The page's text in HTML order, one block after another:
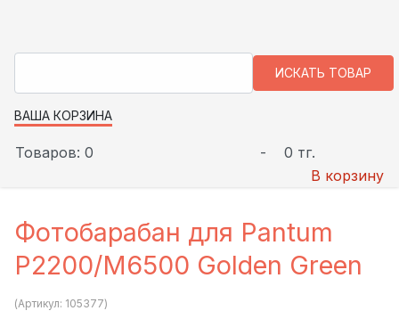
ВАША КОРЗИНА
Товаров: 0 -
0 тг.
В корзину
Фотобарабан для Pantum
P2200/M6500 Golden Green
(Артикул: 105377)